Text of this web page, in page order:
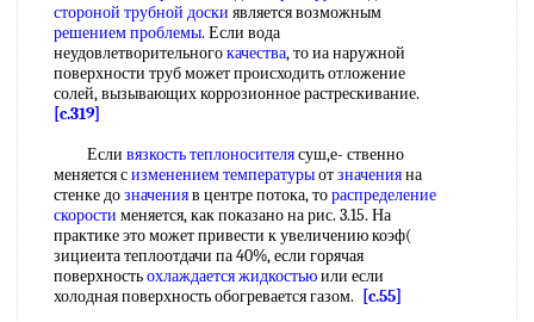
стороной трубной доски является возможным
решением проблемы. Если вода
неудовлетворительногокачества, то иа наружной
поверхности труб может происходить отложение
солей, вызывающих коррозионное растрескивание.
[c.319]
Если вязкость теплоносителясуш,е- ственно
меняется сизменением температурыотзначенияна
стенке дозначенияв центре потока, тораспределение
скорости меняется, как показано на рис. 3.15. На
практике это может привести к увеличению коэф(
зициеита теплоотдачи па 40%, если горячая
поверхностьохлаждается жидкостьюили если
холодная поверхность обогревается газом.
[c.55]